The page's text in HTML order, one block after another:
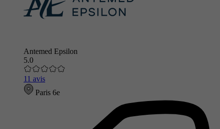
Antemed Epsilon
5.0
11 avis
Paris 6e